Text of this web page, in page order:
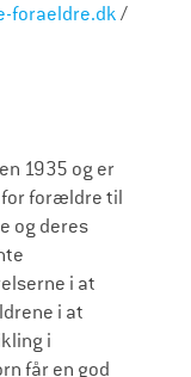
foraeldre.dk/
1935 og er
forældre til
og deres
i at
i at
i
får en god